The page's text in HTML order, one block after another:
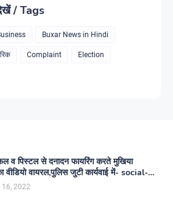
/ Tags
Buxar News in Hindi
Complaint Election
व पिस्टल से दनादन फायरिंग करते मुखिया
वीडियो वायरल,पुलिस जुटी कार्यवाई में- social-
16, 2022